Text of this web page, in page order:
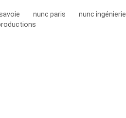
nunc paris
nunc ingénierie